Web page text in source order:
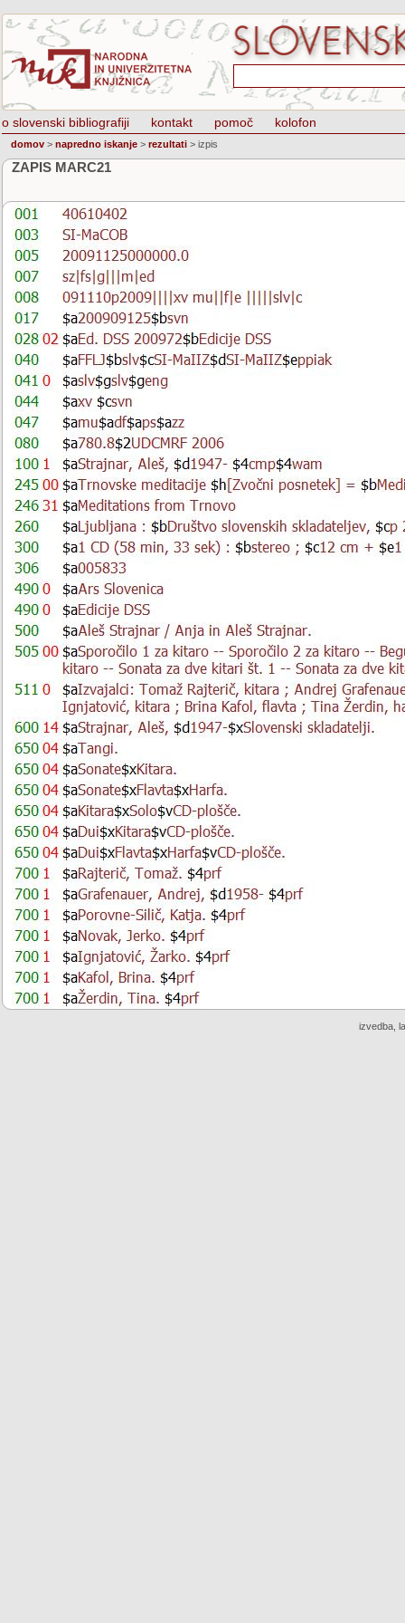
o slovenski bibliografiji kontakt pomoč kolofon
domov > napredno iskanje > rezultati > izpis
ZAPIS MARC21
izvedba,